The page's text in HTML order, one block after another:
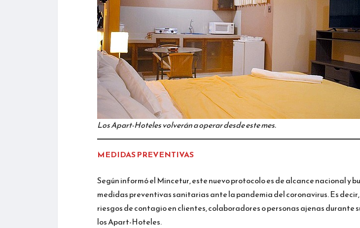
Los Apart-Hoteles volverán a operar desde este mes.
MEDIDAS PREVENTIVAS
Según informó el Mincetur, este nuevo protocolo es de alcance nacional y
medidas preventivas sanitarias ante la pandemia del coronavirus. Es
riesgos de contagio en clientes, colaboradores o personas ajenas durante
los Apart-Hoteles.